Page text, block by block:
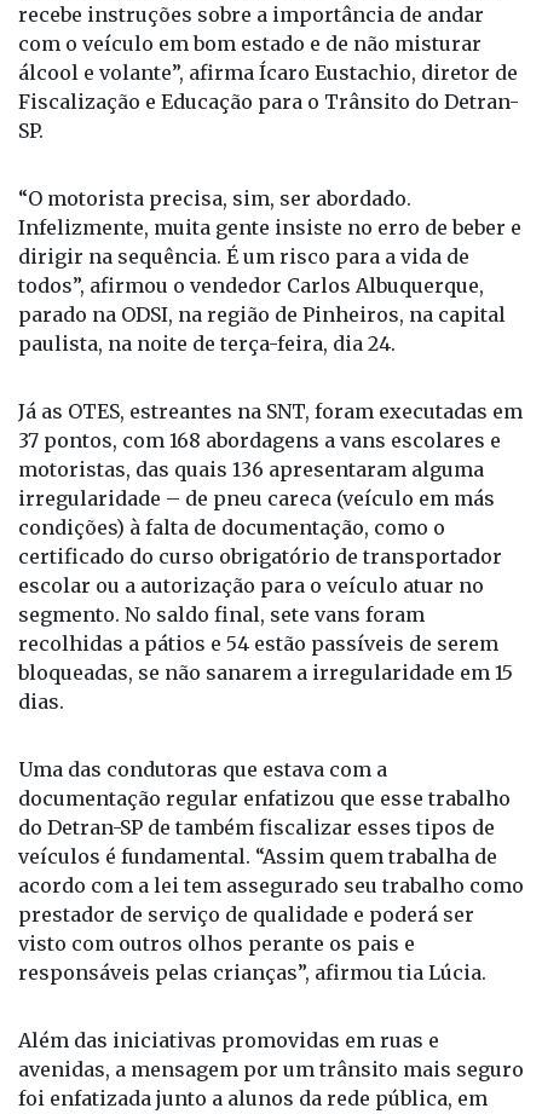
recebe instruções sobre a importância de andar
com o veículo em bom estado e de não misturar
álcool e volante”, afirma Ícaro Eustachio, diretor de
Fiscalização e Educação para o Trânsito do Detran-
SP.
“O motorista precisa, sim, ser abordado.
Infelizmente, muita gente insiste no erro de beber e
dirigir na sequência. É um risco para a vida de
todos”, afirmou o vendedor Carlos Albuquerque,
parado na ODSI, na região de Pinheiros, na capital
paulista, na noite de terça-feira, dia 24.
Já as OTES, estreantes na SNT, foram executadas em
37 pontos, com 168 abordagens a vans escolares e
motoristas, das quais 136 apresentaram alguma
irregularidade – de pneu careca (veículo em más
condições) à falta de documentação, como o
certificado do curso obrigatório de transportador
escolar ou a autorização para o veículo atuar no
segmento. No saldo final, sete vans foram
recolhidas a pátios e 54 estão passíveis de serem
bloqueadas, se não sanarem a irregularidade em 15
dias.
Uma das condutoras que estava com a
documentação regular enfatizou que esse trabalho
do Detran-SP de também fiscalizar esses tipos de
veículos é fundamental. “Assim quem trabalha de
acordo com a lei tem assegurado seu trabalho como
prestador de serviço de qualidade e poderá ser
visto com outros olhos perante os pais e
responsáveis pelas crianças”, afirmou tia Lúcia.
Além das iniciativas promovidas em ruas e
avenidas, a mensagem por um trânsito mais seguro
foi enfatizada junto a alunos da rede pública, em